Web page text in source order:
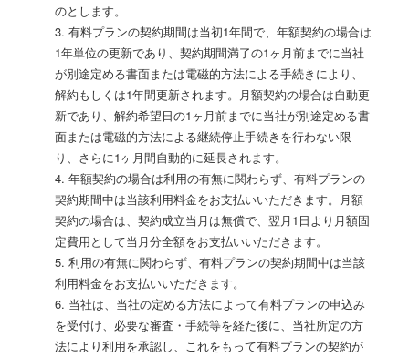
のとします。
3. 有料プランの契約期間は当初1年間で、年額契約の場合は
1年単位の更新であり、契約期間満了の1ヶ月前までに当社
が別途定める書面または電磁的方法による手続きにより、
解約もしくは1年間更新されます。月額契約の場合は自動更
新であり、解約希望日の1ヶ月前までに当社が別途定める書
面または電磁的方法による継続停止手続きを行わない限
り、さらに1ヶ月間自動的に延長されます。
4. 年額契約の場合は利用の有無に関わらず、有料プランの
契約期間中は当該利用料金をお支払いいただきます。月額
契約の場合は、契約成立当月は無償で、翌月1日より月額固
定費用として当月分全額をお支払いいただきます。
5. 利用の有無に関わらず、有料プランの契約期間中は当該
利用料金をお支払いいただきます。
6. 当社は、当社の定める方法によって有料プランの申込み
を受付け、必要な審査・手続等を経た後に、当社所定の方
法により利用を承認し、これをもって有料プランの契約が